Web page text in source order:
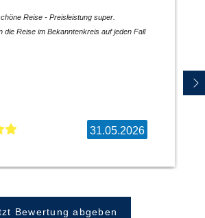
Reise - Preisleistung super.
die Reise im Bekanntenkreis auf jeden Fall
31.05.2026
Bewertung abgeben